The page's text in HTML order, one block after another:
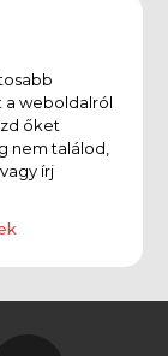
a weboldalról
őket
nem találod,
írj